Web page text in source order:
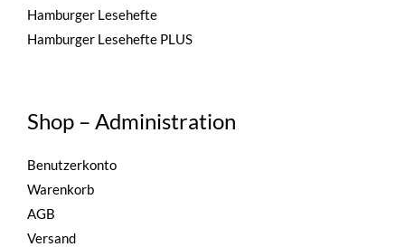
Hamburger Lesehefte
Hamburger Lesehefte PLUS
Shop – Administration
Benutzerkonto
Warenkorb
AGB
Versand